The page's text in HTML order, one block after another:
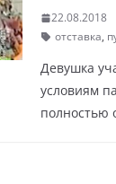
22.08.2018
отставка,
Девушка
условиям
полностью